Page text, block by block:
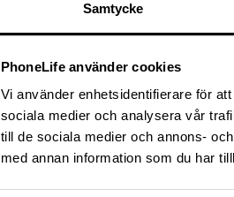
Samtycke
PhoneLife använder cookies
Vi använder enhetsidentifierare för
sociala medier och analysera vår
till de sociala medier och annons-
med annan information som du har